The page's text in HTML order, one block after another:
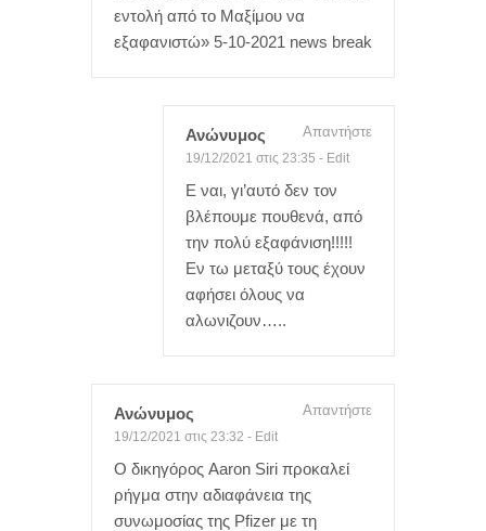
εντολή από το Μαξίμου να
εξαφανιστώ» 5-10-2021 news break
Ανώνυμος
19/12/2021 στις 23:35 - Edit
Απαντήστε
Ε ναι, γι’αυτό δεν τον
βλέπουμε πουθενά, από
την πολύ εξαφάνιση!!!!!
Εν τω μεταξύ τους έχουν
αφήσει όλους να
αλωνιζουν…..
Ανώνυμος
19/12/2021 στις 23:32 - Edit
Απαντήστε
Ο δικηγόρος Aaron Siri προκαλεί
ρήγμα στην αδιαφάνεια της
συνωμοσίας της Pfizer με τη